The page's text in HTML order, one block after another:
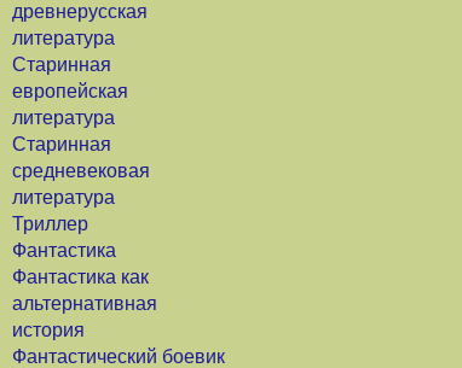
древнерусская
литература
Старинная
европейская
литература
Старинная
средневековая
литература
Триллер
Фантастика
Фантастика как
альтернативная
история
Фантастический боевик